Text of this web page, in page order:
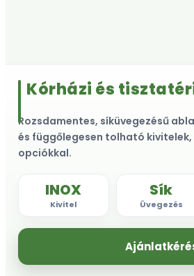
Kórházi és
Rozsdamentes, síküvegezésű
és függőlegesen tolható
opciókkal.
INOX
Kivitel
Sík
Üvegezés